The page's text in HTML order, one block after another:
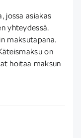
jossa asiakas
yhteydessä.
maksutapana.
on
hoitaa maksun